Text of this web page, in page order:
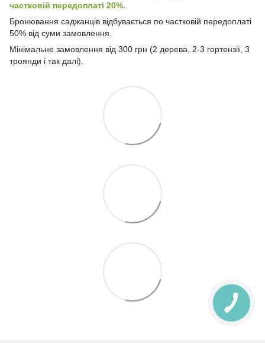
частковій передоплаті 20%.
Бронювання саджанців відбувається по частковій передоплаті
50% від суми замовлення.
Мінімальне замовлення від 300 грн (2 дерева, 2-3 гортензії, 3
троянди і так далі).